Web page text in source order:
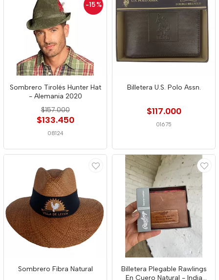
-15 %
Sombrero Tirolés Hunter Hat
- Alemania 2020
$157.000
$133.450
08124
Billetera U.S. Polo Assn.
$117.000
01675
Sombrero Fibra Natural
Billetera Plegable Rawlings
En Cuero Natural - India